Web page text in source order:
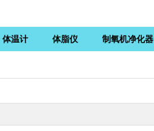
体温计 体脂仪 制氧机净化器